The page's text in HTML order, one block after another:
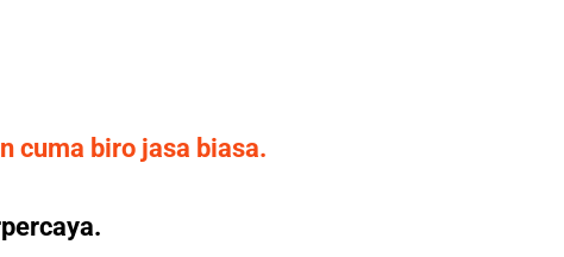
cuma biro jasa biasa.